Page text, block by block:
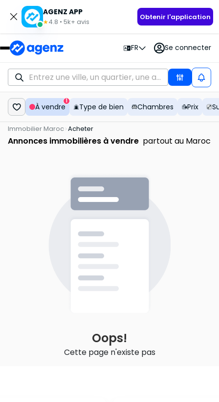
AGENZ APP
★4.8 • 5k+ avis
Obtenir l'application
FR Se connecter
À vendre
1
Type de bien Chambres Prix
Immobilier Maroc Acheter
Annonces immobilières à vendre partout au Maroc
Oops!
Cette page n'existe pas